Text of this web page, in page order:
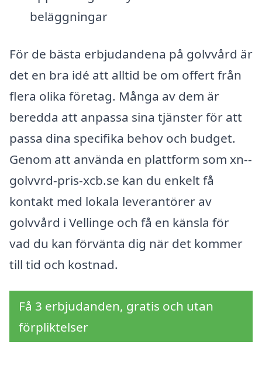
beläggningar
För de bästa erbjudandena på golvvård är
det en bra idé att alltid be om offert från
flera olika företag. Många av dem är
beredda att anpassa sina tjänster för att
passa dina specifika behov och budget.
Genom att använda en plattform som xn--
golvvrd-pris-xcb.se kan du enkelt få
kontakt med lokala leverantörer av
golvvård i Vellinge och få en känsla för
vad du kan förvänta dig när det kommer
till tid och kostnad.
Få 3 erbjudanden, gratis och utan
förpliktelser